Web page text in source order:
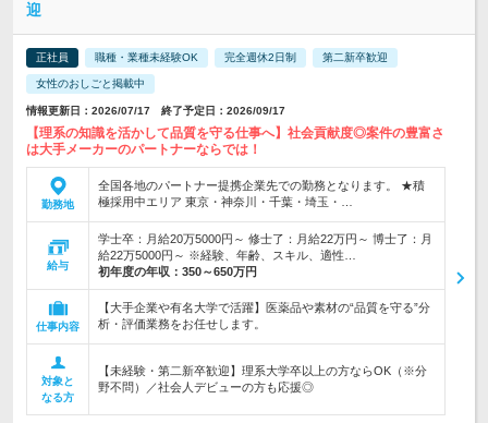
迎
正社員 職種・業種未経験OK 完全週休2日制 第二新卒歓迎
女性のおしごと掲載中
情報更新日：2026/07/17 終了予定日：2026/09/17
【理系の知識を活かして品質を守る仕事へ】社会貢献度◎案件の豊富さ
は大手メーカーのパートナーならでは！
勤務地
全国各地のパートナー提携企業先での勤務となります。 ★積
極採用中エリア 東京・神奈川・千葉・埼玉・…
給与
学士卒：月給20万5000円～ 修士了：月給22万円～ 博士了：月
給22万5000円～ ※経験、年齢、スキル、適性…
初年度の年収： 350～650万円
仕事内容
【大手企業や有名大学で活躍】医薬品や素材の“品質を守る”分
析・評価業務をお任せします。
対象と
なる方
【未経験・第二新卒歓迎】理系大学卒以上の方ならOK（※分
野不問）／社会人デビューの方も応援◎